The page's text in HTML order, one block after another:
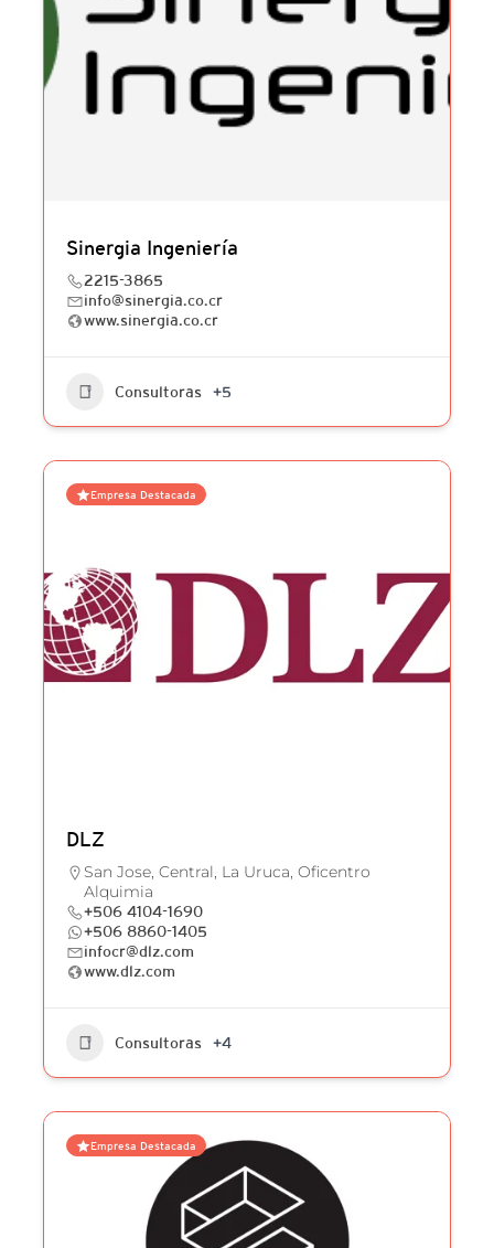
Sinergia Ingeniería
2215-3865
info@sinergia.co.cr
www.sinergia.co.cr
Consultoras +5
Empresa Destacada
DLZ
San Jose, Central, La Uruca, Oficentro
Alquimia
+506 4104-1690
+506 8860-1405
infocr@dlz.com
www.dlz.com
Consultoras +4
Empresa Destacada